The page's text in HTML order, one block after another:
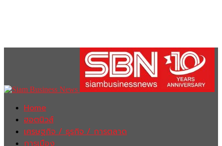
Home
ฮอตนิวส์
เศรษฐกิจ / ธุรกิจ / การตลาด
การเมือง